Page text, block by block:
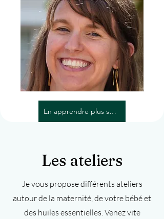
En apprendre plus sur moi
Les ateliers
Je vous propose différents ateliers
autour de la maternité, de votre bébé et
des huiles essentielles. Venez vite